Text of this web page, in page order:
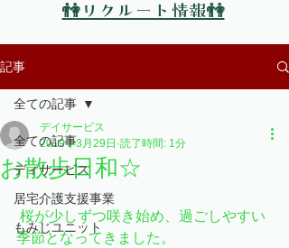
👫リクルート情報👫
記事
全ての記事
ディサービス
居宅介護支援事業
もみじユニット
全ての記事
お散歩日和☆
デイサービス
2019年3月29日 読了時間: 1分
季節となってきました。